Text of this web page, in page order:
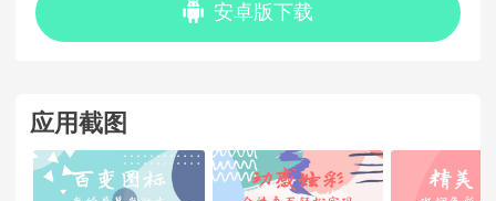
安卓版下载
应用截图